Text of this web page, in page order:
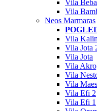
Vila Beba
Vila
Neos Marmaras
Vila
Vila Jota
Vila Jota
Vila
Vila
Vila
Vila Efi 2
Vila Efi 1